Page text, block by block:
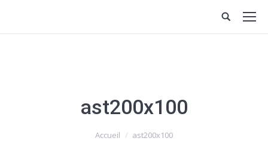
ast200x100
Accueil ast200x100